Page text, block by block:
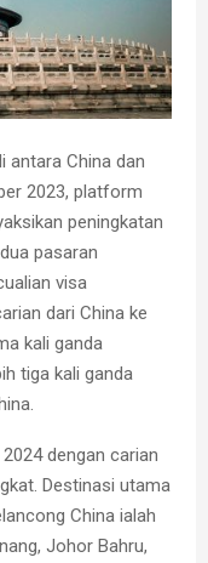
antara China dan
2023, platform
peningkatan
pasaran
visa
dari China ke
kali ganda
tiga kali ganda
dengan carian
Destinasi utama
China ialah
Johor Bahru,